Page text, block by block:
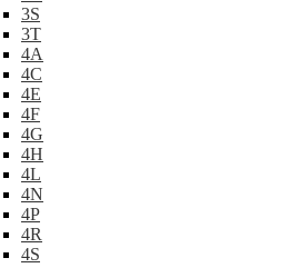
3S
3T
4A
4C
4E
4F
4G
4H
4L
4N
4P
4R
4S